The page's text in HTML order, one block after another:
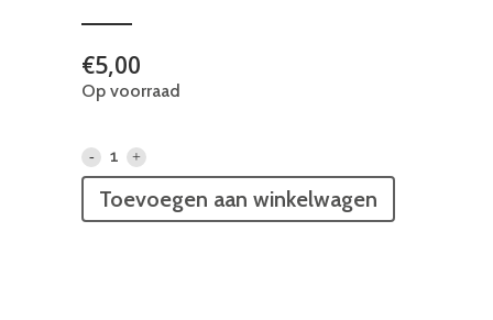
€5,00
Op voorraad
Plasbandje
voor
Toevoegen aan winkelwagen